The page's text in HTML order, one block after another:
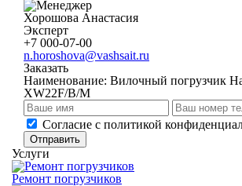
Хорошова Анастасия
Эксперт
+7 000-07-00
n.horoshova@vashsait.ru
Заказать
Наименование: Вилочный погрузчик
XW22F/B/M
Cогласие с политикой
Отправить
Услуги
Ремонт погрузчиков